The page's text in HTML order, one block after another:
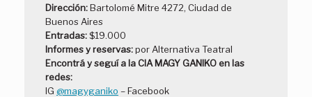
Dirección:Bartolomé Mitre 4272, Ciudad de
Buenos Aires
Entradas:$19.000
Informes y reservas:por Alternativa Teatral
Encontrá y seguí a la CIA MAGY GANIKO en las
redes:
IG @magyganiko – Facebook